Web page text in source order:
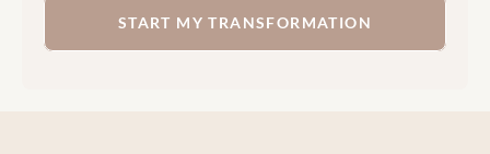
START MY TRANSFORMATION